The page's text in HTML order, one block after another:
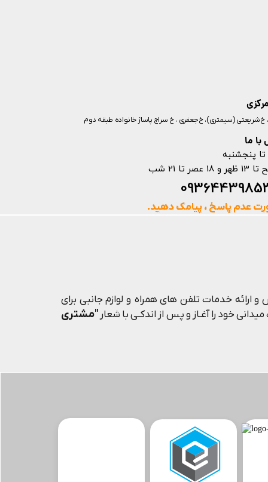
و ارائه خدمات تلفن های همراه و لوازم جانبی برای
خود را آغـاز و پس از اندکـی با شعار "مشتری
ما
خ شریعتی (سیمتری)، خ جعفری ، خ سراج پاساژ خانواده طبقه دوم
پنجشنبه
عدم پاسخ ، پیامک دهید.